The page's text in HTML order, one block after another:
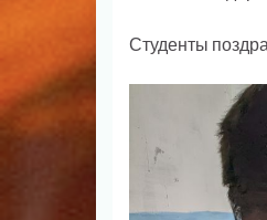
Студенты